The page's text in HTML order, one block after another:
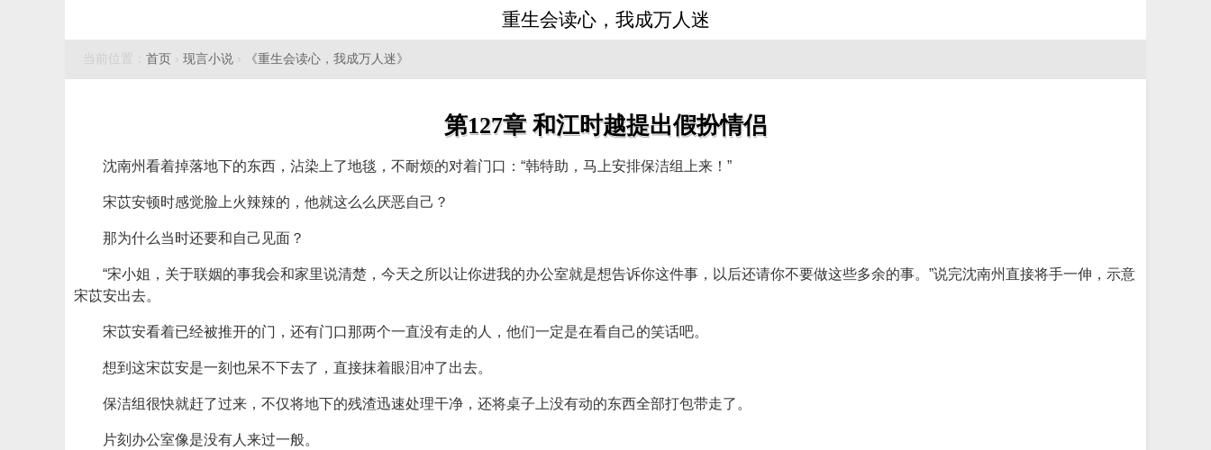
重生会读心，我成万人迷
当前位置： 首页 › 现言小说 › 《重生会读心，我成万人迷》
第127章 和江时越提出假扮情侣
沈南州看着掉落地下的东西，沾染上了地毯，不耐烦的对着门口：“韩特助，马上安排保洁组上来！”
宋苡安顿时感觉脸上火辣辣的，他就这么么厌恶自己？
那为什么当时还要和自己见面？
“宋小姐，关于联姻的事我会和家里说清楚，今天之所以让你进我的办公室就是想告诉你这件事，以后还请你不要做这些多余的事。”说完沈南州直接将手一伸，示意
宋苡安出去。
宋苡安看着已经被推开的门，还有门口那两个一直没有走的人，他们一定是在看自己的笑话吧。
想到这宋苡安是一刻也呆不下去了，直接抹着眼泪冲了出去。
保洁组很快就赶了过来，不仅将地下的残渣迅速处理干净，还将桌子上没有动的东西全部打包带走了。
片刻办公室像是没有人来过一般。